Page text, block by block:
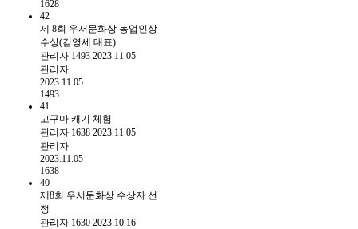
1628
42
제 8회 우서문화상 농업인상
수상(김영세 대표)
관리자 1493 2023.11.05
관리자
2023.11.05
1493
41
고구마 캐기 체험
관리자 1638 2023.11.05
관리자
2023.11.05
1638
40
제8회 우서문화상 수상자 선
정
관리자 1630 2023.10.16